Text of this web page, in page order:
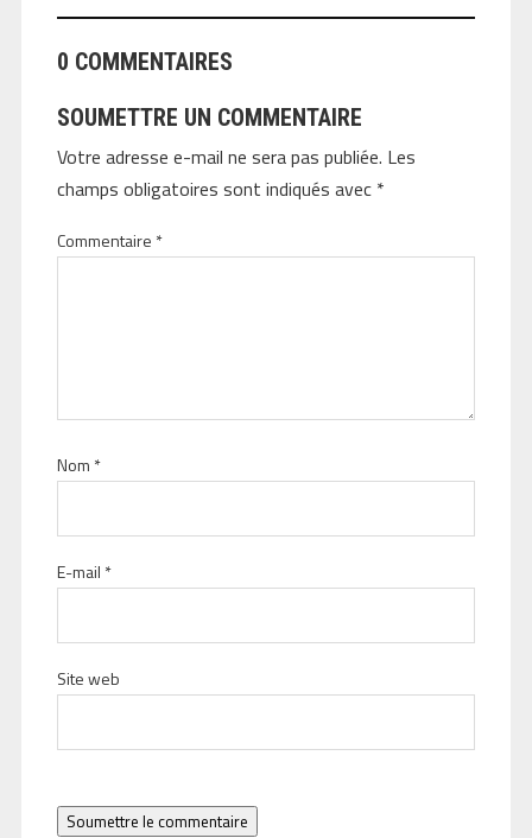
0 COMMENTAIRES
SOUMETTRE UN COMMENTAIRE
Votre adresse e-mail ne sera pas publiée. Les
champs obligatoires sont indiqués avec *
Commentaire *
Nom *
E-mail *
Site web
Soumettre le commentaire